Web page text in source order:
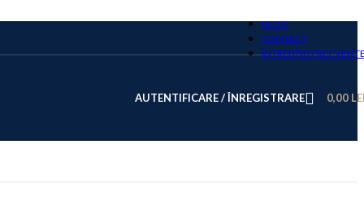
BLOG
CONTACT
ÎNTREBĂRI
AUTENTIFICARE / ÎNREGISTRARE 0,00